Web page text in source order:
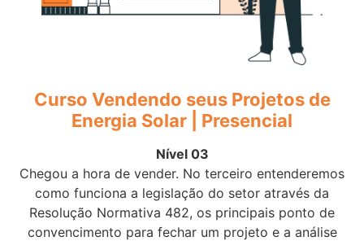
Curso Vendendo seus Projetos de
Energia Solar | Presencial
Nível 03
Chegou a hora de vender. No terceiro entenderemos
como funciona a legislação do setor através da
Resolução Normativa 482, os principais ponto de
convencimento para fechar um projeto e a análise